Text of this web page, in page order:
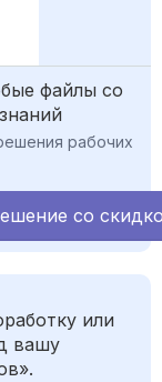
файлы со
рабочих
со
или
вашу